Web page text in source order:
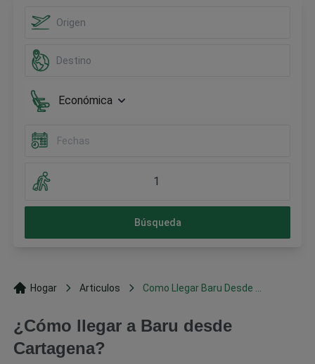
Económica
1
Búsqueda
Hogar Articulos Como Llegar Baru Desde ...
¿Cómo llegar a Baru desde
Cartagena?